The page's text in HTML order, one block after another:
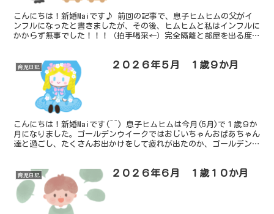
こんにちは！新婚Maiです♪ 前回の記事で、息子ヒムヒムの父がイ
ンフルになったと書きましたが、その後、ヒムヒムと私はインフルに
かからず無事でした！！！（拍手喝采←）完全隔離と部屋を出る度に
育児日記 ２０２６年５月 １歳９か月
こんにちは！新婚Maiです(^^) 息子ヒムヒムは今月(5月)で１歳９か
月になりました。ゴールデンウイークではおじいちゃんおばあちゃん
達と過ごし、たくさんお出かけをして疲れが出たのか、ゴールデンウ
育児日記 ２０２６年６月 １歳１０か月